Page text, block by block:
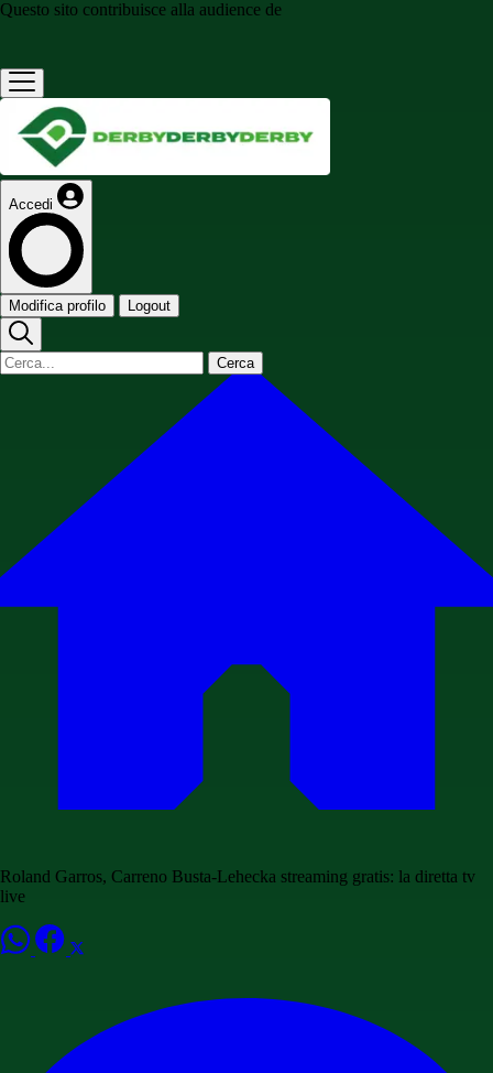
Questo sito contribuisce alla audience de
Accedi
Modifica profilo Logout
Cerca
Roland Garros, Carreno Busta-Lehecka streaming gratis: la diretta tv
live